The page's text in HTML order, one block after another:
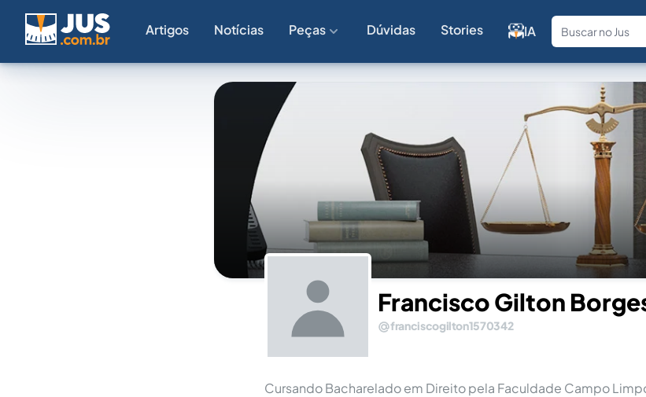
Artigos Notícias Peças Dúvidas Stories IA
Francisco Gilton
franciscogilton1570342
Cursando Bacharelado em Direito pela Faculdade Campo